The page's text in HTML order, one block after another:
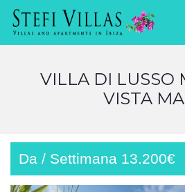
VILLA DI LUSSO
VISTA
Da / Settimana 13.200€